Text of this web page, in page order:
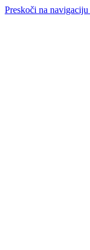
Preskoči na navigaciju